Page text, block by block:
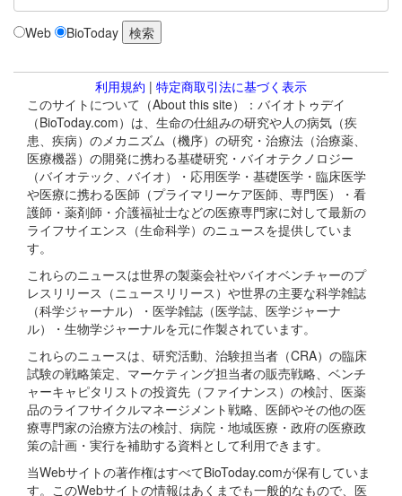
Web BioToday
利用規約 | 特定商取引法に基づく表示
このサイトについて（About this site）：バイオトゥデイ
（BioToday.com）は、生命の仕組みの研究や人の病気（疾
患、疾病）のメカニズム（機序）の研究・治療法（治療薬、
医療機器）の開発に携わる基礎研究・バイオテクノロジー
（バイオテック、バイオ）・応用医学・基礎医学・臨床医学
や医療に携わる医師（プライマリーケア医師、専門医）・看
護師・薬剤師・介護福祉士などの医療専門家に対して最新の
ライフサイエンス（生命科学）のニュースを提供していま
す。
これらのニュースは世界の製薬会社やバイオベンチャーのプ
レスリリース（ニュースリリース）や世界の主要な科学雑誌
（科学ジャーナル）・医学雑誌（医学誌、医学ジャーナ
ル）・生物学ジャーナルを元に作製されています。
これらのニュースは、研究活動、治験担当者（CRA）の臨床
試験の戦略策定、マーケティング担当者の販売戦略、ベンチ
ャーキャピタリストの投資先（ファイナンス）の検討、医薬
品のライフサイクルマネージメント戦略、医師やその他の医
療専門家の治療方法の検討、病院・地域医療・政府の医療政
策の計画・実行を補助する資料として利用できます。
当Webサイトの著作権はすべてBioToday.comが保有していま
す。このWebサイトの情報はあくまでも一般的なもので、医